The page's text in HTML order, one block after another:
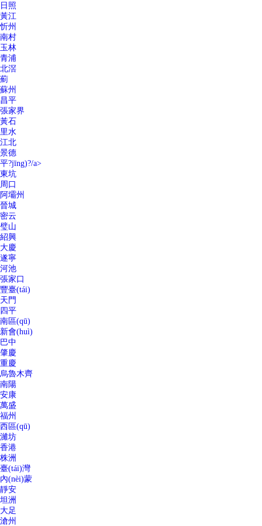
日照
黃江
忻州
南村
玉林
青浦
北滘
薊
蘇州
昌平
張家界
黃石
里水
江北
景德
平?jīng)?/a>
東坑
周口
阿壩州
晉城
密云
璧山
紹興
大慶
遂寧
河池
張家口
豐臺(tái)
天門
四平
南區(qū)
新會(huì)
巴中
肇慶
重慶
烏魯木齊
南陽
安康
萬盛
福州
西區(qū)
濰坊
香港
株洲
臺(tái)灣
內(nèi)蒙
靜安
坦洲
大足
滄州